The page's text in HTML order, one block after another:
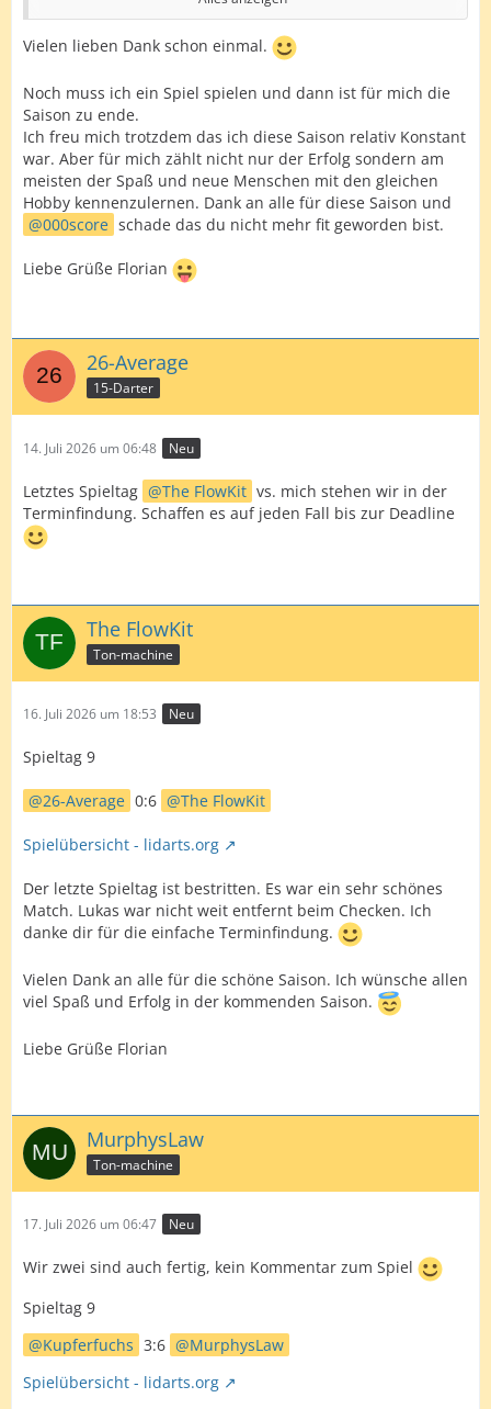
Angesichts der Konstanz, die ihr über die Saison gezeigt
habt, würde ich sagen, ist das absolut verdient.
Liga 7!
Check-Out,
Hendrik
Vielen lieben Dank schon einmal.
Noch muss ich ein Spiel spielen und dann ist für mich die
Saison zu ende.
Ich freu mich trotzdem das ich diese Saison relativ Konstant
war. Aber für mich zählt nicht nur der Erfolg sondern am
meisten der Spaß und neue Menschen mit den gleichen
Hobby kennenzulernen. Dank an alle für diese Saison und
000score schade das du nicht mehr fit geworden bist.
Liebe Grüße Florian
26-Average
15-Darter
14. Juli 2026 um 06:48 Neu
Letztes Spieltag The FlowKit vs. mich stehen wir in der
Terminfindung. Schaffen es auf jeden Fall bis zur Deadline
The FlowKit
Ton-machine
16. Juli 2026 um 18:53 Neu
Spieltag 9
26-Average 0:6 The FlowKit
Spielübersicht - lidarts.org
Der letzte Spieltag ist bestritten. Es war ein sehr schönes
Match. Lukas war nicht weit entfernt beim Checken. Ich
danke dir für die einfache Terminfindung.
Vielen Dank an alle für die schöne Saison. Ich wünsche allen
viel Spaß und Erfolg in der kommenden Saison.
Liebe Grüße Florian
MurphysLaw
Ton-machine
17. Juli 2026 um 06:47 Neu
Wir zwei sind auch fertig, kein Kommentar zum Spiel
Spieltag 9
Kupferfuchs 3:6
MurphysLaw
Spielübersicht - lidarts.org